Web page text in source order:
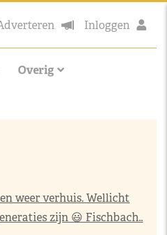
Inloggen
Overig
weer verhuis. Wellicht
zijn 😃 Fischbach..